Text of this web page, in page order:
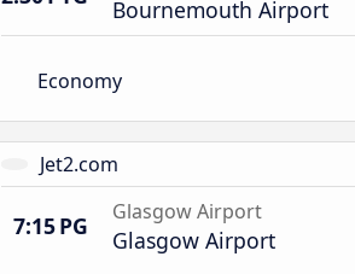
Bournemouth Airport
Economy
Jet2.com
7:15 PG Glasgow Airport
Glasgow Airport